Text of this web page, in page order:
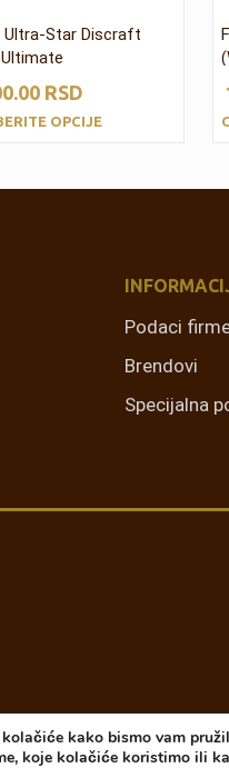
Ultra-Star Discraft
RSD
OPCIJE
Podaci
Brendovi
Specijalna
kako bismo vam
koje kolačiće koristimo ili